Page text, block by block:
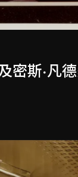
密斯·凡